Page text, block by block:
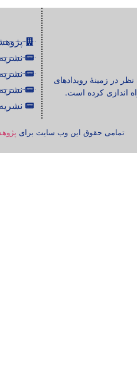
در زمینۀ رویدادهای
اندازی کرده است.
تمامی حقوق این وب سایت برای